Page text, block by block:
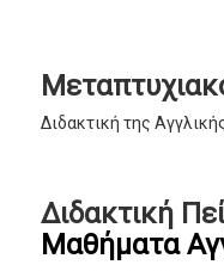
Διδακτική της
Διδακτική
Μαθήματα